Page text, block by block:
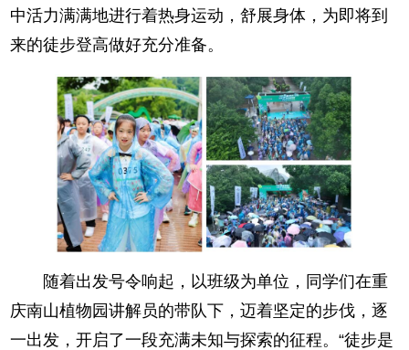
中活力满满地进行着热身运动，舒展身体，为即将到
来的徒步登高做好充分准备。
随着出发号令响起，以班级为单位，同学们在重
庆南山植物园讲解员的带队下，迈着坚定的步伐，逐
一出发，开启了一段充满未知与探索的征程。“徒步是